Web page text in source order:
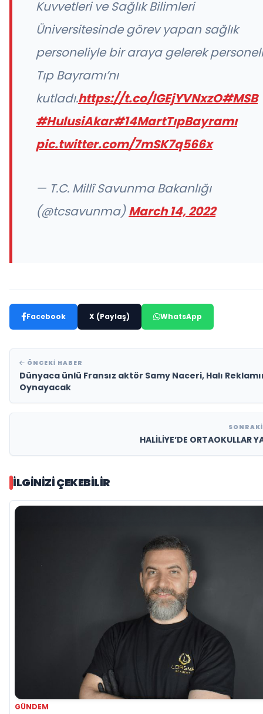
Kuvvetleri ve Sağlık Bilimleri
Üniversitesinde görev yapan sağlık
personeliyle bir araya gelerek
Tıp Bayramı’nı
kutladı.https://t.co/lGEjYVNxzO#MSB
#HulusiAkar#14MartTıpBayramı
pic.twitter.com/7mSK7q566x
— T.C. Millî Savunma Bakanlığı
(@tcsavunma)March 14, 2022
Facebook X (Paylaş) WhatsApp
ÖNCEKI HABER
Dünyaca ünlü Fransız aktör Samy Naceri, Halı
Oynayacak
HALİLİYE’DE ORTAOKULLAR
İLGINIZI ÇEKEBILIR
GÜNDEM